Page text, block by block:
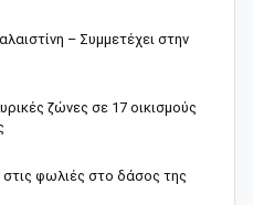
– Συμμετέχει στην
ζώνες σε 17 οικισμούς
φωλιές στο δάσος της